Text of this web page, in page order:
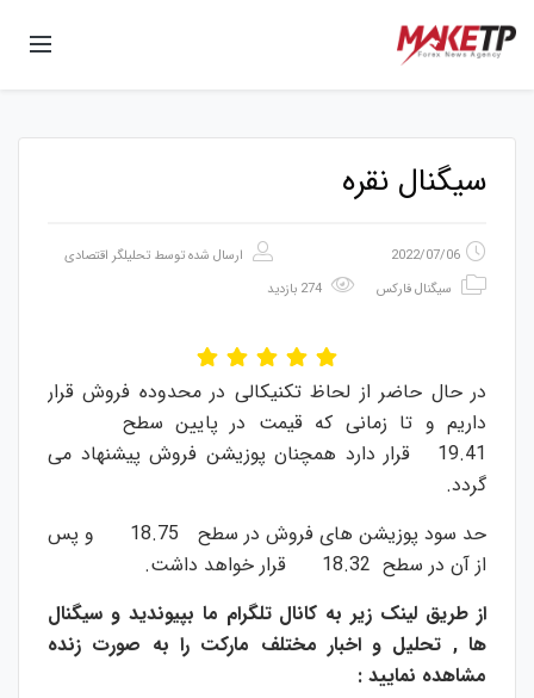
سیگنال نقره
2022/07/06 ارسال شده توسط تحلیلگر اقتصادی
سیگنال فارکس
در حال حاضر از لحاظ تکنیکالی در محدوده فروش قرار
داریم و تا زمانی که قیمت در پایین سطح
19.41 قرار دارد همچنان پوزیشن فروش پیشنهاد می
گردد.
حد سود پوزیشن های فروش در سطح 18.75 و پس
از آن در سطح 18.32 قرار خواهد داشت.
از طریق لینک زیر به کانال تلگرام ما بپیوندید و سیگنال
ها , تحلیل و اخبار مختلف مارکت را به صورت زنده
مشاهده نمایید :